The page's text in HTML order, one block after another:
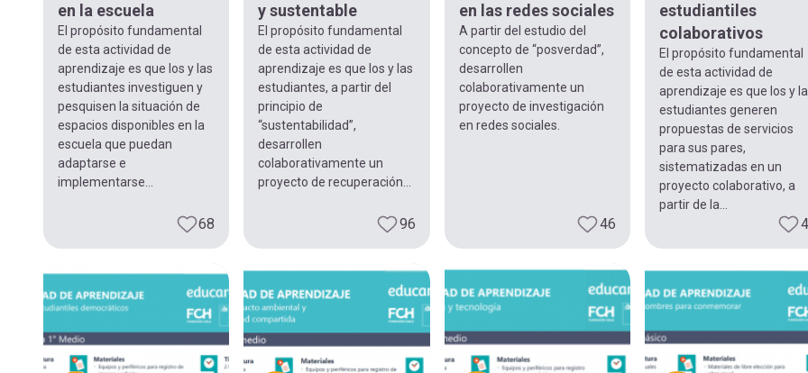
en la escuela
El propósito fundamental
de esta actividad de
aprendizaje es que los y las
estudiantes investiguen y
pesquisen la situación de
espacios disponibles en la
escuela que puedan
adaptarse e
implementarse...
68
y sustentable
El propósito fundamental
de esta actividad de
aprendizaje es que los y las
estudiantes, a partir del
principio de
“sustentabilidad”,
desarrollen
colaborativamente un
proyecto de recuperación...
96
en las redes sociales
A partir del estudio del
concepto de “posverdad”,
desarrollen
colaborativamente un
proyecto de investigación
en redes sociales.
46
estudiantiles
colaborativos
El propósito fundamental
de esta actividad de
aprendizaje es que los y
estudiantes generen
propuestas de servicios
para sus pares,
sistematizadas en un
proyecto colaborativo, a
partir de la...